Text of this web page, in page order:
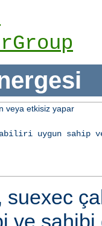
veya etkisiz yapar
uygun sahip
ve